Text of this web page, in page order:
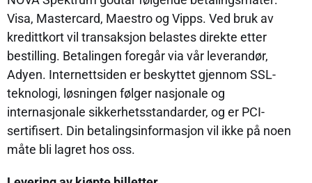
Visa, Mastercard, Maestro og Vipps. Ved bruk av
kredittkort vil transaksjon belastes direkte etter
bestilling. Betalingen foregår via vår leverandør,
Adyen. Internettsiden er beskyttet gjennom SSL-
teknologi, løsningen følger nasjonale og
internasjonale sikkerhetsstandarder, og er PCI-
sertifisert. Din betalingsinformasjon vil ikke på noen
måte bli lagret hos oss.